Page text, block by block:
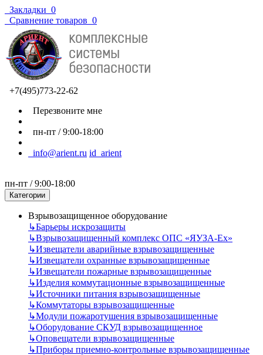
Закладки 0
Сравнение товаров 0
+7(495)773-22-62
Перезвоните мне
пн-пт / 9:00-18:00
info@arient.ru id_arient
пн-пт / 9:00-18:00
Категории
Взрывозащищенное оборудование
↳Барьеры искрозащиты
↳Взрывозащищенный комплекс ОПС «ЯУЗА-Ех»
↳Извещатели аварийные взрывозащищенные
↳Извещатели охранные взрывозащищенные
↳Извещатели пожарные взрывозащищенные
↳Изделия коммутационные взрывозащищенные
↳Источники питания взрывозащищенные
↳Коммутаторы взрывозащищенные
↳Модули пожаротушения взрывозащищенные
↳Оборудование СКУД взрывозащищенное
↳Оповещатели взрывозащищенные
↳Приборы приемно-контрольные взрывозащищенные